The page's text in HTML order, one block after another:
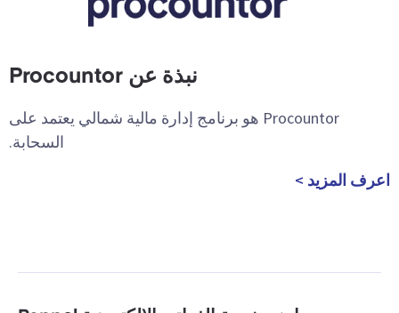
نبذة عن Procountor
Procountor هو برنامج إدارة مالية شمالي يعتمد على
السحابة.
اعرف المزيد >